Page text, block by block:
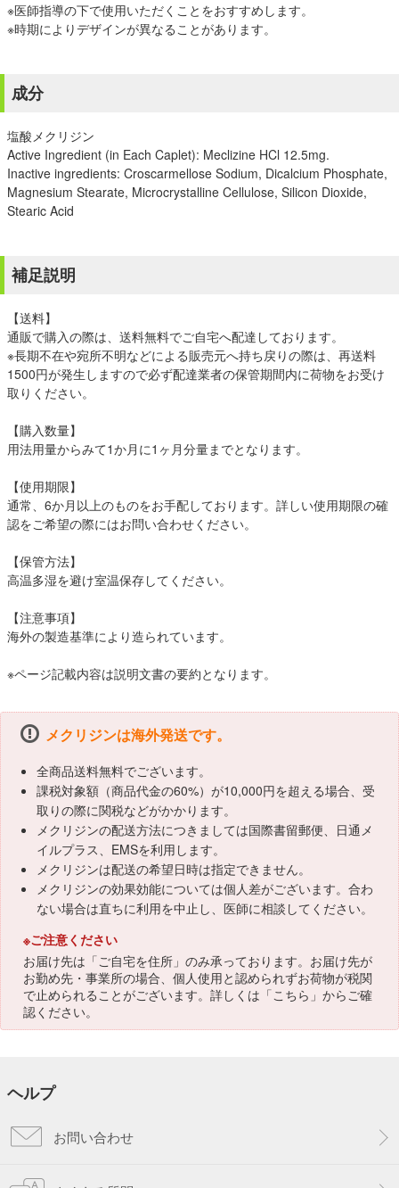
※医師指導の下で使用いただくことをおすすめします。
※時期によりデザインが異なることがあります。
成分
塩酸メクリジン
Active Ingredient (in Each Caplet): Meclizine HCl 12.5mg.
Inactive ingredients: Croscarmellose Sodium, Dicalcium Phosphate,
Magnesium Stearate, Microcrystalline Cellulose, Silicon Dioxide,
Stearic Acid
補足説明
【送料】
通販で購入の際は、送料無料でご自宅へ配達しております。
※長期不在や宛所不明などによる販売元へ持ち戻りの際は、再送料
1500円が発生しますので必ず配達業者の保管期間内に荷物をお受け
取りください。
【購入数量】
用法用量からみて1か月に1ヶ月分量までとなります。
【使用期限】
通常、6か月以上のものをお手配しております。詳しい使用期限の確
認をご希望の際にはお問い合わせください。
【保管方法】
高温多湿を避け室温保存してください。
【注意事項】
海外の製造基準により造られています。
※ページ記載内容は説明文書の要約となります。
メクリジンは海外発送です。
全商品送料無料でございます。
課税対象額（商品代金の60%）が10,000円を超える場合、受
取りの際に関税などがかかります。
メクリジンの配送方法につきましては国際書留郵便、日通メ
イルプラス、EMSを利用します。
メクリジンは配送の希望日時は指定できません。
メクリジンの効果効能については個人差がございます。合わ
ない場合は直ちに利用を中止し、医師に相談してください。
※ご注意ください
お届け先は「ご自宅を住所」のみ承っております。お届け先が
お勤め先・事業所の場合、個人使用と認められずお荷物が税関
で止められることがございます。詳しくは「こちら 」からご確
認ください。
ヘルプ
お問い合わせ